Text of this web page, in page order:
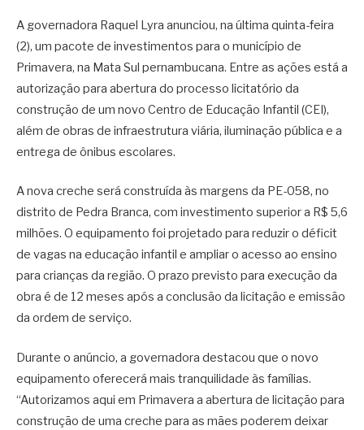
A governadora Raquel Lyra anunciou, na última quinta-feira
(2), um pacote de investimentos para o município de
Primavera, na Mata Sul pernambucana. Entre as ações está a
autorização para abertura do processo licitatório da
construção de um novo Centro de Educação Infantil (CEI),
além de obras de infraestrutura viária, iluminação pública e a
entrega de ônibus escolares.
A nova creche será construída às margens da PE-058, no
distrito de Pedra Branca, com investimento superior a R$ 5,6
milhões. O equipamento foi projetado para reduzir o déficit
de vagas na educação infantil e ampliar o acesso ao ensino
para crianças da região. O prazo previsto para execução da
obra é de 12 meses após a conclusão da licitação e emissão
da ordem de serviço.
Durante o anúncio, a governadora destacou que o novo
equipamento oferecerá mais tranquilidade às famílias.
“Autorizamos aqui em Primavera a abertura de licitação para
construção de uma creche para as mães poderem deixar